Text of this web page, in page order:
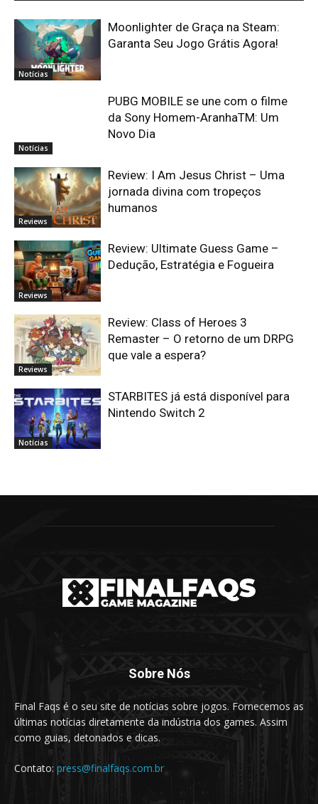
Notícias
Moonlighter de Graça na Steam:
Garanta Seu Jogo Grátis Agora!
Notícias
PUBG MOBILE se une com o filme
da Sony Homem-AranhaTM: Um
Novo Dia
Reviews
Review: I Am Jesus Christ – Uma
jornada divina com tropeços
humanos
Reviews
Review: Ultimate Guess Game –
Dedução, Estratégia e Fogueira
Reviews
Review: Class of Heroes 3
Remaster – O retorno de um DRPG
que vale a espera?
Notícias
STARBITES já está disponível para
Nintendo Switch 2
Sobre Nós
Final Faqs é o seu site de notícias sobre jogos. Fornecemos as
últimas notícias diretamente da indústria dos games. Assim
como guias, detonados e dicas.
Contato: press@finalfaqs.com.br